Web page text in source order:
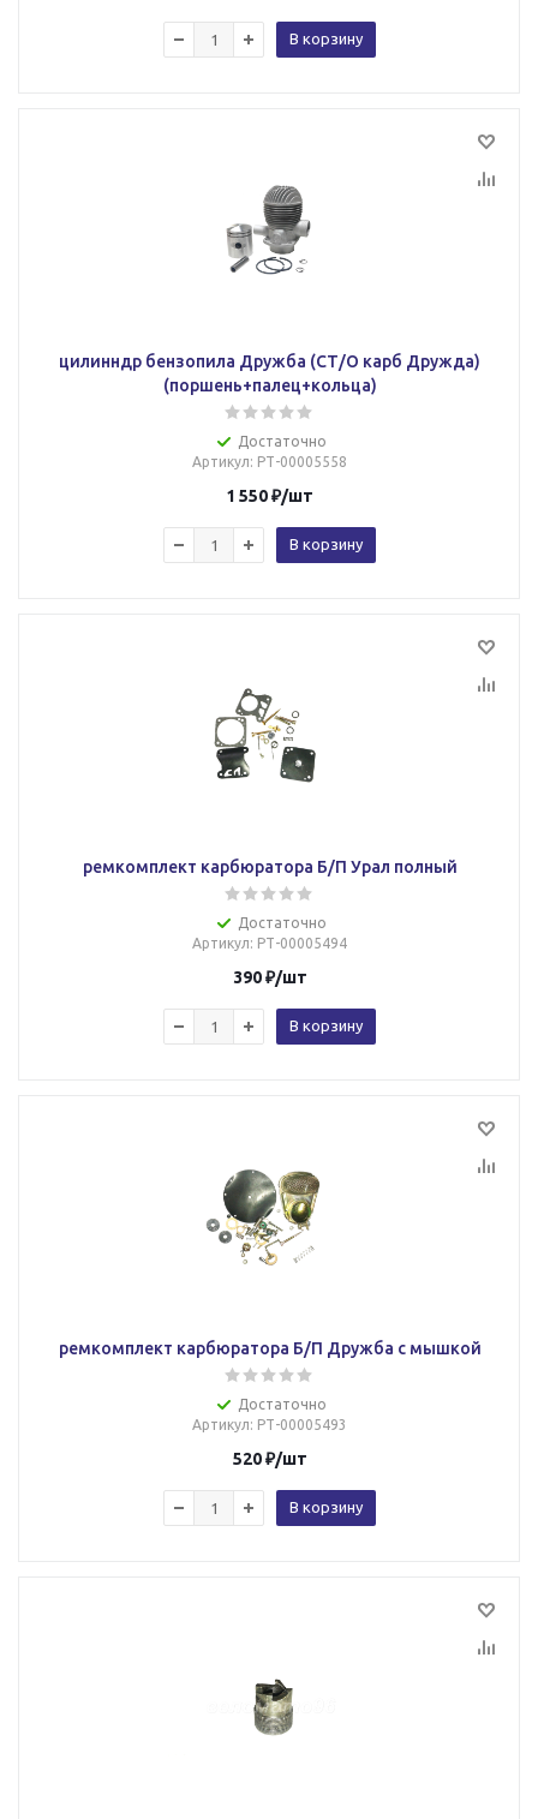
В корзину
цилинндр бензопила Дружба (СТ/О карб Дружда)
(поршень+палец+кольца)
Достаточно
Артикул: РТ-00005558
1 550₽/шт
В корзину
ремкомплект карбюратора Б/П Урал полный
Достаточно
Артикул: РТ-00005494
390₽/шт
В корзину
ремкомплект карбюратора Б/П Дружба с мышкой
Достаточно
Артикул: РТ-00005493
520₽/шт
В корзину